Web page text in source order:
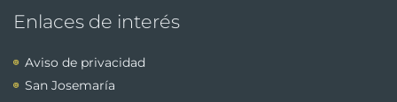
Enlaces de interés
Aviso de privacidad
San Josemaría